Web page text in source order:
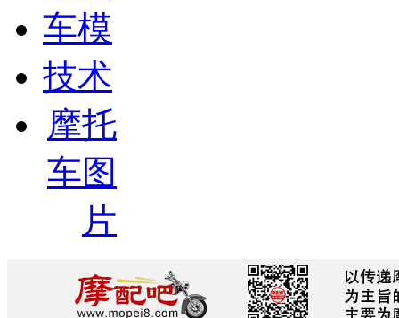
车模
技术
摩托
车图
片